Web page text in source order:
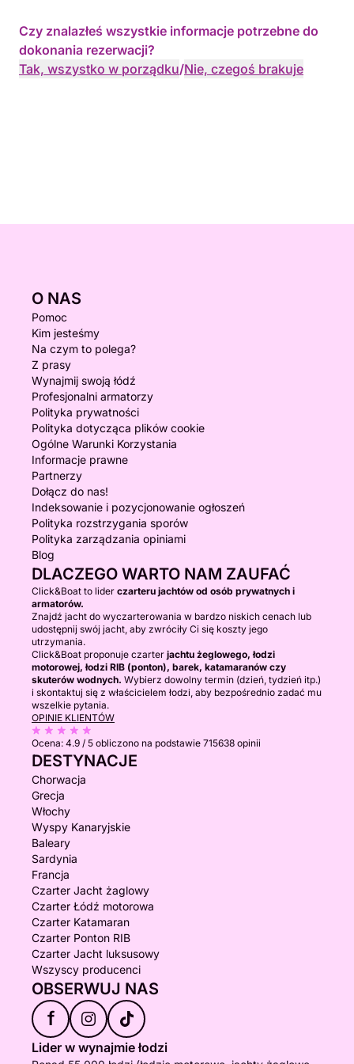
Rezerwacje należy rezerwować z 12-godzinnym
wyprzedzeniem, a możliwość natychmiastowej
rezerwacji jest również możliwa.
Czy znalazłeś wszystkie informacje potrzebne do
dokonania rezerwacji?
Tak, wszystko w porządku/Nie, czegoś brakuje
O NAS
Pomoc
Kim jesteśmy
Na czym to polega?
Z prasy
Wynajmij swoją łódź
Profesjonalni armatorzy
Polityka prywatności
Polityka dotycząca plików cookie
Ogólne Warunki Korzystania
Informacje prawne
Partnerzy
Dołącz do nas!
Indeksowanie i pozycjonowanie ogłoszeń
Polityka rozstrzygania sporów
Polityka zarządzania opiniami
Blog
DLACZEGO WARTO NAM ZAUFAĆ
Click&Boat to lider czarteru jachtów od osób prywatnych i
armatorów.
Znajdź jacht do wyczarterowania w bardzo niskich cenach lub
udostępnij swój jacht, aby zwróciły Ci się koszty jego
utrzymania.
Click&Boat proponuje czarter jachtu żeglowego, łodzi
motorowej, łodzi RIB (ponton), barek, katamaranów czy
skuterów wodnych. Wybierz dowolny termin (dzień, tydzień itp.)
i skontaktuj się z właścicielem łodzi, aby bezpośrednio zadać mu
wszelkie pytania.
OPINIE KLIENTÓW
Ocena: 4.9 / 5 obliczono na podstawie 715638 opinii
DESTYNACJE
Chorwacja
Grecja
Włochy
Wyspy Kanaryjskie
Baleary
Sardynia
Francja
Czarter Jacht żaglowy
Czarter Łódź motorowa
Czarter Katamaran
Czarter Ponton RIB
Czarter Jacht luksusowy
Wszyscy producenci
OBSERWUJ NAS
f
Lider w wynajmie łodzi